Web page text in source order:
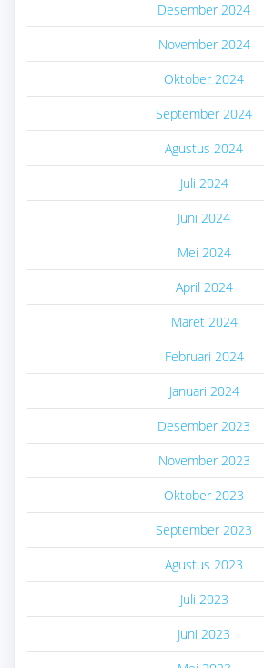
Desember 2024
November 2024
Oktober 2024
September 2024
Agustus 2024
Juli 2024
Juni 2024
Mei 2024
April 2024
Maret 2024
Februari 2024
Januari 2024
Desember 2023
November 2023
Oktober 2023
September 2023
Agustus 2023
Juli 2023
Juni 2023